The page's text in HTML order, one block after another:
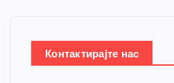
Контактирајте нас